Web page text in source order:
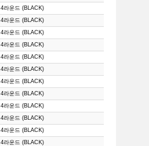
4라운드 (BLACK)
4라운드 (BLACK)
4라운드 (BLACK)
4라운드 (BLACK)
4라운드 (BLACK)
4라운드 (BLACK)
4라운드 (BLACK)
4라운드 (BLACK)
4라운드 (BLACK)
4라운드 (BLACK)
4라운드 (BLACK)
4라운드 (BLACK)